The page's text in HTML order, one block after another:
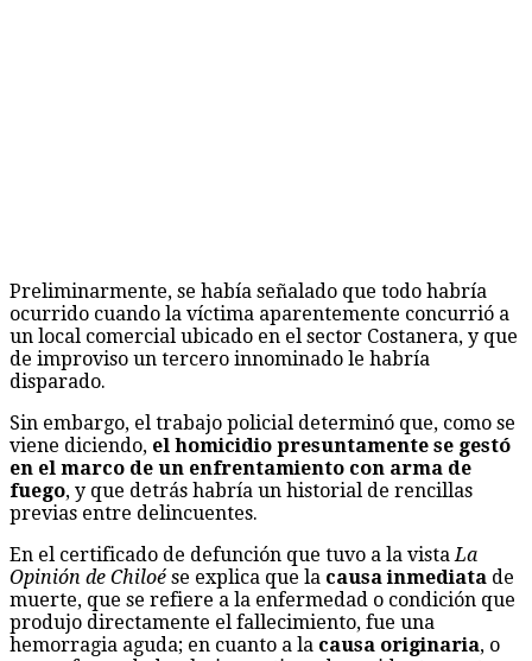
Preliminarmente, se había señalado que todo habría
ocurrido cuando la víctima aparentemente concurrió a
un local comercial ubicado en el sector Costanera, y que
de improviso un tercero innominado le habría
disparado.
Sin embargo, el trabajo policial determinó que, como se
viene diciendo, el homicidio presuntamente se gestó
en el marco de un enfrentamiento con arma de
fuego, y que detrás habría un historial de rencillas
previas entre delincuentes.
En el certificado de defunción que tuvo a la vista La
Opinión de Chiloé se explica que la causa inmediata de
muerte, que se refiere a la enfermedad o condición que
produjo directamente el fallecimiento, fue una
hemorragia aguda; en cuanto a la causa originaria, o